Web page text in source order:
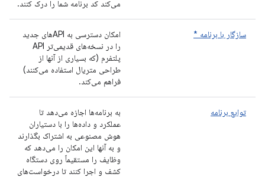
می‌کند کد برنامه شما را درک کنند.
سازگار با برنامه *
امکان دسترسی به APIهای جدید
را در نسخه‌های قدیمی‌تر API
پلتفرم (که بسیاری از آنها از
طراحی متریال استفاده می‌کنند)
فراهم می‌کند.
توابع برنامه
به برنامه‌ها اجازه می‌دهد تا
عملکرد و داده‌ها را با دستیاران
هوش مصنوعی به اشتراک بگذارند
و به آنها این امکان را می‌دهد که
وظایف را مستقیماً روی دستگاه
کشف و اجرا کنند تا درخواست‌های